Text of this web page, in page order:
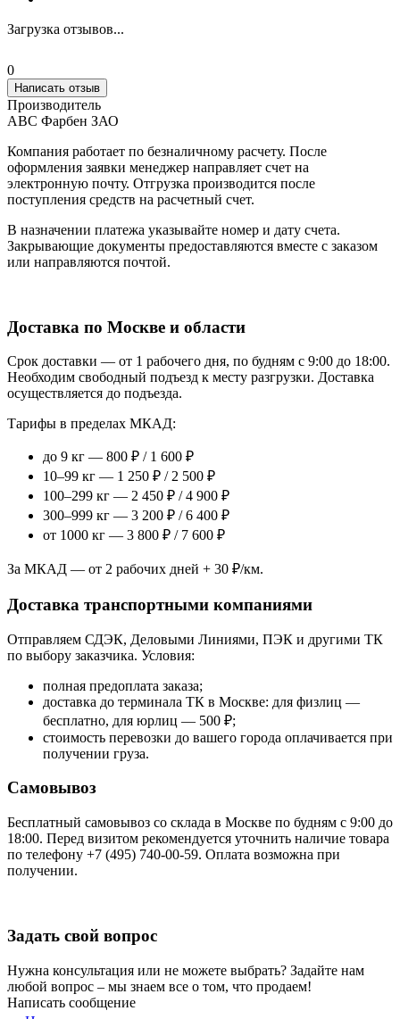
Загрузка отзывов...
0
Написать отзыв
Производитель
АВС Фарбен ЗАО
Компания работает по безналичному расчету. После
оформления заявки менеджер направляет счет на
электронную почту. Отгрузка производится после
поступления средств на расчетный счет.
В назначении платежа указывайте номер и дату счета.
Закрывающие документы предоставляются вместе с заказом
или направляются почтой.
Доставка по Москве и области
Срок доставки — от 1 рабочего дня, по будням с 9:00 до 18:00.
Необходим свободный подъезд к месту разгрузки. Доставка
осуществляется до подъезда.
Тарифы в пределах МКАД:
до 9 кг — 800 ₽ / 1 600 ₽
10–99 кг — 1 250 ₽ / 2 500 ₽
100–299 кг — 2 450 ₽ / 4 900 ₽
300–999 кг — 3 200 ₽ / 6 400 ₽
от 1000 кг — 3 800 ₽ / 7 600 ₽
За МКАД — от 2 рабочих дней + 30 ₽/км.
Доставка транспортными компаниями
Отправляем СДЭК, Деловыми Линиями, ПЭК и другими ТК
по выбору заказчика. Условия:
полная предоплата заказа;
доставка до терминала ТК в Москве: для физлиц —
бесплатно, для юрлиц — 500 ₽;
стоимость перевозки до вашего города оплачивается при
получении груза.
Самовывоз
Бесплатный самовывоз со склада в Москве по будням с 9:00 до
18:00. Перед визитом рекомендуется уточнить наличие товара
по телефону +7 (495) 740-00-59. Оплата возможна при
получении.
Задать свой вопрос
Нужна консультация или не можете выбрать? Задайте нам
любой вопрос – мы знаем все о том, что продаем!
Написать сообщение